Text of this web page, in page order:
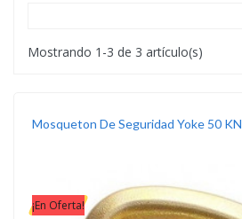
Mostrando 1-3 de 3 artículo(s)
Mosqueton De Seguridad Yoke 50 KN
¡En Oferta!